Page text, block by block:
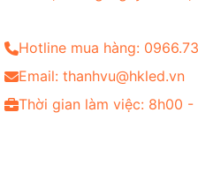
Hotline mua hàng:
Email: thanhvu@hkled.vn
Thời gian làm việc: 8h00 -